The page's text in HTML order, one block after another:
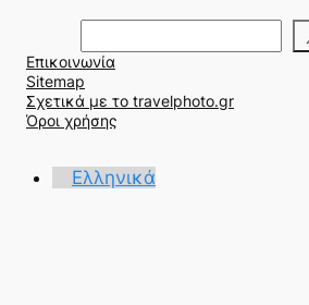
ν
α
ζ
ή
σ
Επικοινωνία
Sitemap
Σχετικά με το travelphoto.gr
Όροι χρήσης
Ελληνικά